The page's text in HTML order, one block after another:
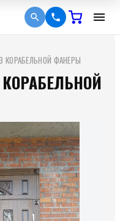
КОРАБЕЛЬНОЙ ФАНЕРЫ